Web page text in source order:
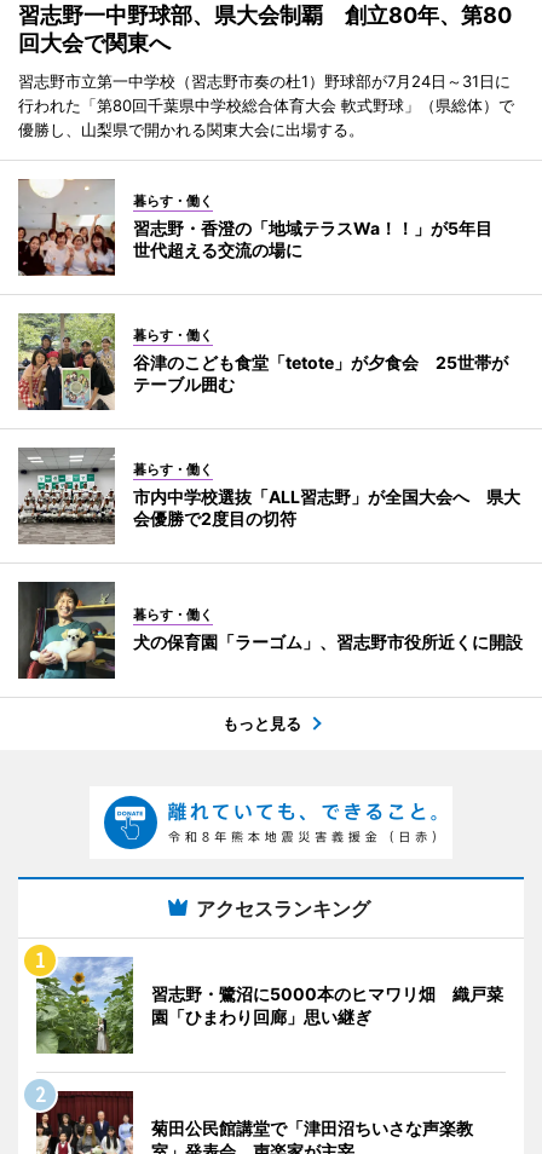
習志野一中野球部、県大会制覇 創立80年、第80
回大会で関東へ
習志野市立第一中学校（習志野市奏の杜1）野球部が7月24日～31日に
行われた「第80回千葉県中学校総合体育大会 軟式野球」（県総体）で
優勝し、山梨県で開かれる関東大会に出場する。
暮らす・働く
習志野・香澄の「地域テラスWa！！」が5年目
世代超える交流の場に
暮らす・働く
谷津のこども食堂「tetote」が夕食会 25世帯が
テーブル囲む
暮らす・働く
市内中学校選抜「ALL習志野」が全国大会へ 県大
会優勝で2度目の切符
暮らす・働く
犬の保育園「ラーゴム」、習志野市役所近くに開設
もっと見る
アクセスランキング
習志野・鷺沼に5000本のヒマワリ畑 織戸菜
園「ひまわり回廊」思い継ぎ
菊田公民館講堂で「津田沼ちいさな声楽教